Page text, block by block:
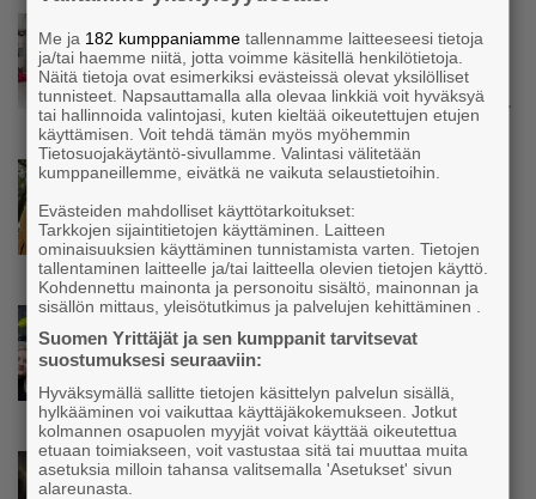
Kolmesta syövästä, uupumuksista ja
syömishäiriöstä selvinnyt Mira Rinne: ”Kun
olen katsonut useasti kuolemaa silmiin, olen
oppinut kestämään myös yrittäjyyteen
kuuluvaa epävarmuutta”
Uutinen
Siivousyrittäjän työntekijä joutuu
matkustamaan yli 300 kilometriä
suorittaakseen ajokortin – ”Ei aja syrjäseudun
etua”
Uutinen
Isät opettelevat kampauksia oluen äärellä –
Voimamiehen lettivideot poikivat yrittäjälle
satoja yhteydenottoja
Uutinen
Me ja 182 kumppaniamme tallennamme laitteeseesi tietoja
ja/tai haemme niitä, jotta voimme käsitellä henkilötietoja.
Näitä tietoja ovat esimerkiksi evästeissä olevat yksilölliset
tunnisteet. Napsauttamalla alla olevaa linkkiä voit hyväksyä
tai hallinnoida valintojasi, kuten kieltää oikeutettujen etujen
käyttämisen. Voit tehdä tämän myös myöhemmin
Tietosuojakäytäntö-sivullamme. Valintasi välitetään
kumppaneillemme, eivätkä ne vaikuta selaustietoihin.
Evästeiden mahdolliset käyttötarkoitukset:
Tarkkojen sijaintitietojen käyttäminen. Laitteen
ominaisuuksien käyttäminen tunnistamista varten. Tietojen
tallentaminen laitteelle ja/tai laitteella olevien tietojen käyttö.
Kohdennettu mainonta ja personoitu sisältö, mainonnan ja
sisällön mittaus, yleisötutkimus ja palvelujen kehittäminen .
Suomen Yrittäjät ja sen kumppanit tarvitsevat
suostumuksesi seuraaviin:
Hyväksymällä sallitte tietojen käsittelyn palvelun sisällä,
hylkääminen voi vaikuttaa käyttäjäkokemukseen. Jotkut
kolmannen osapuolen myyjät voivat käyttää oikeutettua
etuaan toimiakseen, voit vastustaa sitä tai muuttaa muita
asetuksia milloin tahansa valitsemalla 'Asetukset' sivun
alareunasta.